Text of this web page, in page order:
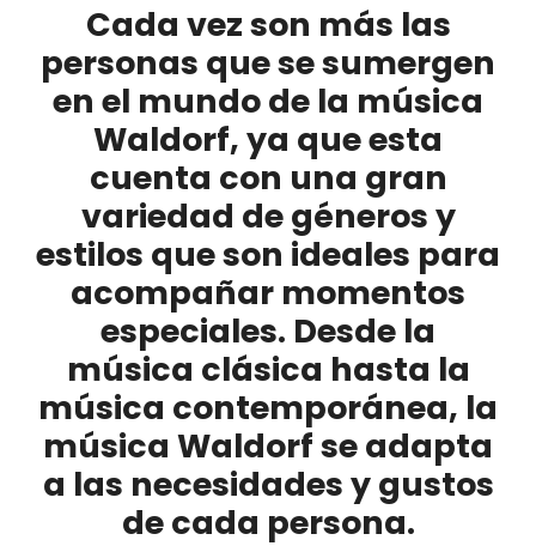
Cada vez son más las
personas que se sumergen
en el mundo de la música
Waldorf, ya que esta
cuenta con una gran
variedad de géneros y
estilos que son ideales para
acompañar momentos
especiales. Desde la
música clásica hasta la
música contemporánea, la
música Waldorf se adapta
a las necesidades y gustos
de cada persona.